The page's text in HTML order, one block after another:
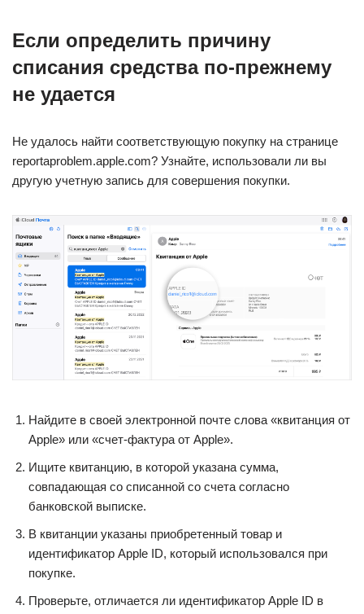
Если определить причину
списания средства по-прежнему
не удается
Не удалось найти соответствующую покупку на странице
reportaproblem.apple.com? Узнайте, использовали ли вы
другую учетную запись для совершения покупки.
Найдите в своей электронной почте слова «квитанция от
Apple» или «счет-фактура от Apple».
Ищите квитанцию, в которой указана сумма,
совпадающая со списанной со счета согласно
банковской выписке.
В квитанции указаны приобретенный товар и
идентификатор Apple ID, который использовался при
покупке.
Проверьте, отличается ли идентификатор Apple ID в